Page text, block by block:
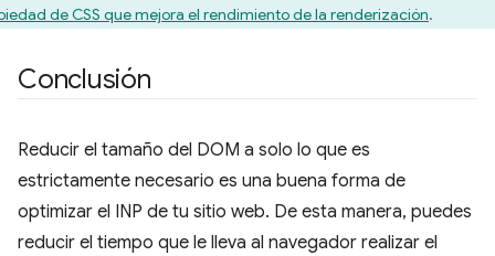
de CSS que mejora el rendimiento de la renderización.
Conclusión
Reducir el tamaño del DOM a solo lo que es
estrictamente necesario es una buena forma de
optimizar el INP de tu sitio web. De esta manera, puedes
reducir el tiempo que le lleva al navegador realizar el